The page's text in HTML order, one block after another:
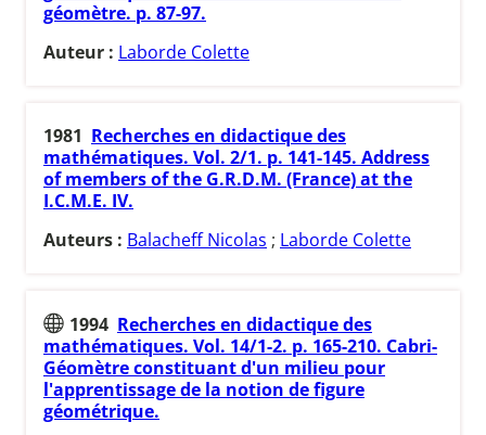
géomètre. p. 87-97.
Auteur : Laborde Colette
1981 Recherches en didactique des
mathématiques. Vol. 2/1. p. 141-145. Address
of members of the G.R.D.M. (France) at the
I.C.M.E. IV.
Auteurs : Balacheff Nicolas ; Laborde Colette
1994 Recherches en didactique des
mathématiques. Vol. 14/1-2. p. 165-210. Cabri-
Géomètre constituant d'un milieu pour
l'apprentissage de la notion de figure
géométrique.